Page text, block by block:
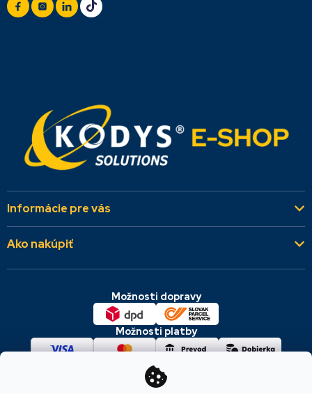
Informácie pre vás
Kto sme
Ako nakúpiť
Dodacie a platobné podmienky
Reklamácie a vrátenie
Možnosti dopravy
Možnosti platby